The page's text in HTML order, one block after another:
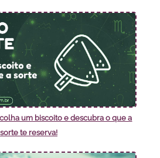
um biscoito e descubra o que a
sorte te reserva!